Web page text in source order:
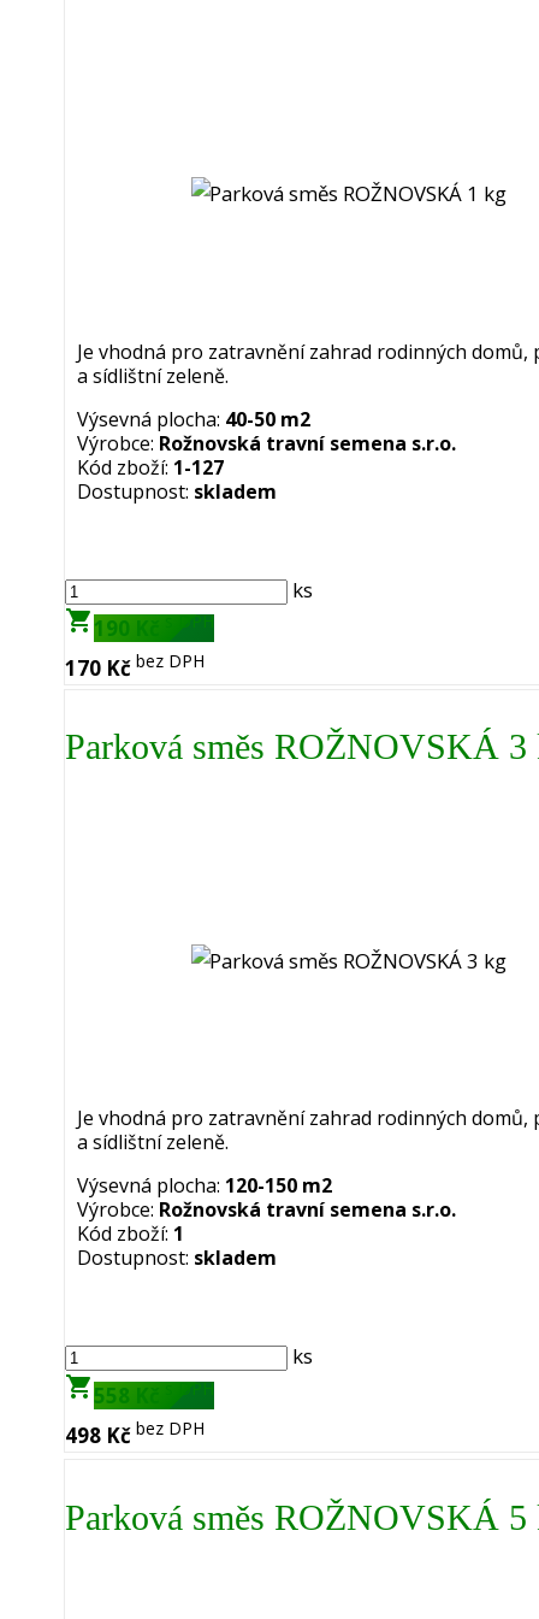
Je vhodná pro zatravnění zahrad rodinných domů,
a sídlištní zeleně.
Výsevná plocha: 40-50 m2
Výrobce: Rožnovská travní semena s.r.o.
Kód zboží: 1-127
Dostupnost: skladem
ks
shopping_cart190 Kč s DPH
170 Kč bez DPH
Parková směs ROŽNOVSKÁ 3
Je vhodná pro zatravnění zahrad rodinných domů,
a sídlištní zeleně.
Výsevná plocha: 120-150 m2
Výrobce: Rožnovská travní semena s.r.o.
Kód zboží: 1
Dostupnost: skladem
ks
shopping_cart558 Kč s DPH
498 Kč bez DPH
Parková směs ROŽNOVSKÁ 5